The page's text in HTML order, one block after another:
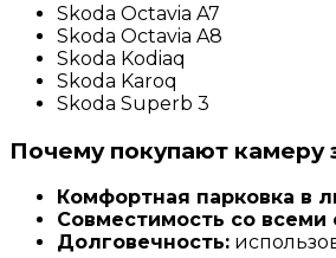
Skoda Octavia A7
Skoda Octavia A8
Skoda Kodiaq
Skoda Karoq
Skoda Superb 3
Почему покупают камеру
Комфортная парковка в
Совместимость со
Долговечность: